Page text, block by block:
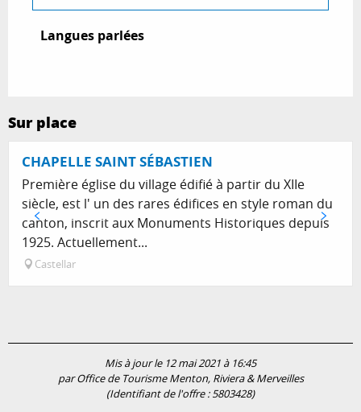
Langues parlées
Langues parlées
Sur place
CHAPELLE SAINT SÉBASTIEN
Première église du village édifié à partir du XIIe
siècle, est l' un des rares édifices en style roman du
canton, inscrit aux Monuments Historiques depuis
1925. Actuellement...
Castellar
Mis à jour le 12 mai 2021 à 16:45
par Office de Tourisme Menton, Riviera & Merveilles
(Identifiant de l'offre :5803428)